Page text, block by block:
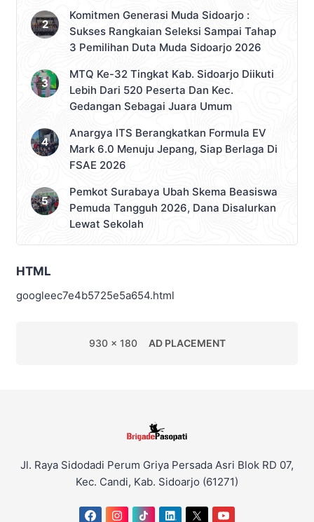
Komitmen Generasi Muda Sidoarjo :
Sukses Rangkaian Seleksi Sampai Tahap
3 Pemilihan Duta Muda Sidoarjo 2026
MTQ Ke-32 Tingkat Kab. Sidoarjo Diikuti
Lebih Dari 520 Peserta Dan Kec.
Gedangan Sebagai Juara Umum
Anargya ITS Berangkatkan Formula EV
Mark 6.0 Menuju Jepang, Siap Berlaga Di
FSAE 2026
Pemkot Surabaya Ubah Skema Beasiswa
Pemuda Tangguh 2026, Dana Disalurkan
Lewat Sekolah
HTML
googleec7e4b5725e5a654.html
930 x 180 AD PLACEMENT
Jl. Raya Sidodadi Perum Griya Persada Asri Blok RD 07,
Kec. Candi, Kab. Sidoarjo (61271)